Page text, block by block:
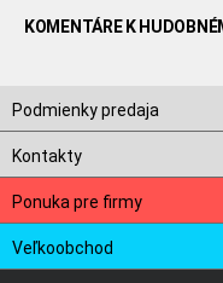
KOMENTÁRE K
Podmienky predaja
Kontakty
Ponuka pre firmy
Veľkoobchod